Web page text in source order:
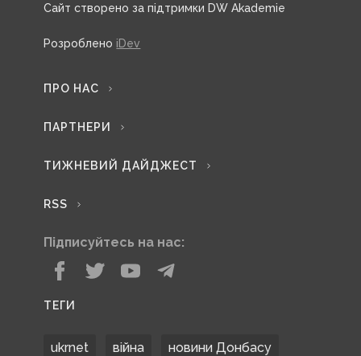
Сайт створено за підтримки DW Akademie
Розроблено iDev
ПРО НАС
ПАРТНЕРИ
ТИЖНЕВИЙ ДАЙДЖЕСТ
RSS
Підписуйтесь на нас:
ТЕГИ
ukrnet війна новини Донбасу